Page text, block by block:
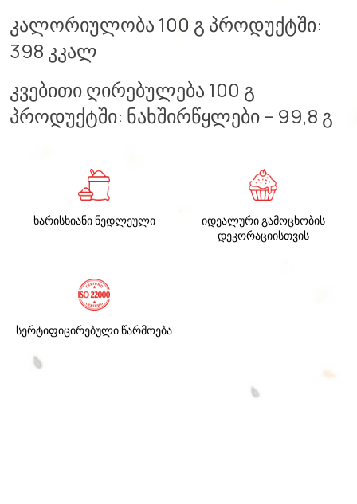
კალორიულობა 100 გ პროდუქტში:
398 კკალ
კვებითი ღირებულება 100 გ
პროდუქტში: ნახშირწყლები – 99,8 გ
ხარისხიანი ნედლეული
იდეალური გამოცხობის
დეკორაციისთვის
სერტიფიცირებული წარმოება